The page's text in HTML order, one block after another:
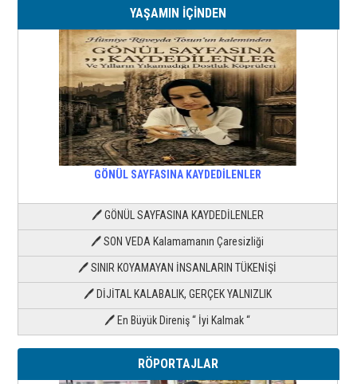
YAŞAMIN İÇİNDEN
GÖNÜL SAYFASINA KAYDEDİLENLER
🖊 GÖNÜL SAYFASINA KAYDEDİLENLER
🖊 SON VEDA Kalamamanın Çaresizliği
🖊 SINIR KOYAMAYAN İNSANLARIN TÜKENİŞİ
🖊 DİJİTAL KALABALIK, GERÇEK YALNIZLIK
🖊 En Büyük Direniş “ İyi Kalmak “
RÖPORTAJLAR